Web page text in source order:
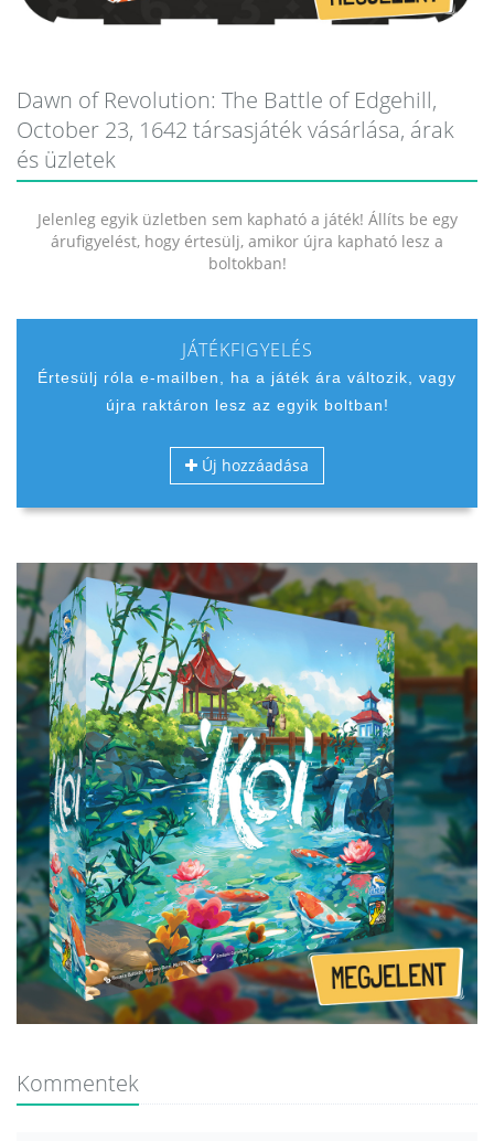
Dawn of Revolution: The Battle of Edgehill,
October 23, 1642 társasjáték vásárlása, árak
és üzletek
Jelenleg egyik üzletben sem kapható a játék! Állíts be egy
árufigyelést, hogy értesülj, amikor újra kapható lesz a
boltokban!
JÁTÉKFIGYELÉS
Értesülj róla e-mailben, ha a játék ára változik, vagy
újra raktáron lesz az egyik boltban!
Új hozzáadása
Kommentek